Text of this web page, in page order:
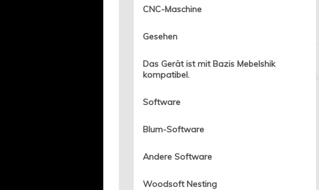
CNC-Maschine
Gesehen
Das Gerät ist mit Bazis Mebelshik
kompatibel.
Software
Blum-Software
Andere Software
Woodsoft Nesting